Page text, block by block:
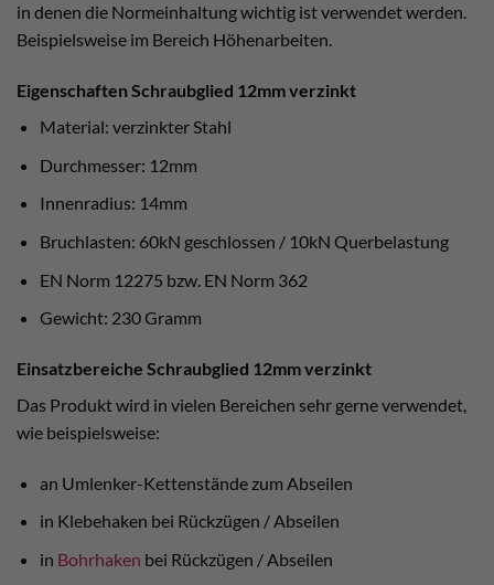
in denen die Normeinhaltung wichtig ist verwendet werden.
Beispielsweise im Bereich Höhenarbeiten.
Eigenschaften Schraubglied 12mm verzinkt
Material: verzinkter Stahl
Durchmesser: 12mm
Innenradius: 14mm
Bruchlasten: 60kN geschlossen / 10kN Querbelastung
EN Norm 12275 bzw. EN Norm 362
Gewicht: 230 Gramm
Einsatzbereiche Schraubglied 12mm verzinkt
Das Produkt wird in vielen Bereichen sehr gerne verwendet,
wie beispielsweise:
an Umlenker-Kettenstände zum Abseilen
in Klebehaken bei Rückzügen / Abseilen
in Bohrhaken bei Rückzügen / Abseilen